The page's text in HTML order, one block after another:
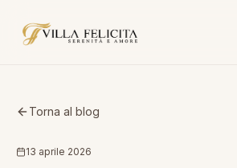
Torna al blog
13 aprile 2026